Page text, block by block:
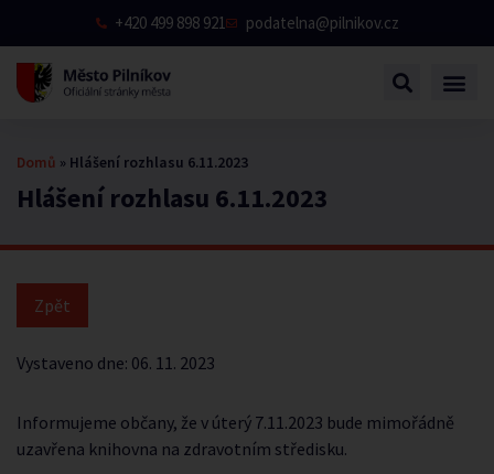
+420 499 898 921 podatelna@pilnikov.cz
Hlášení rozhlasu 6.11.2023
Domů » Hlášení rozhlasu 6.11.2023
Vystaveno dne: 06. 11. 2023
Informujeme občany, že v úterý 7.11.2023 bude mimořádně
uzavřena knihovna na zdravotním středisku.